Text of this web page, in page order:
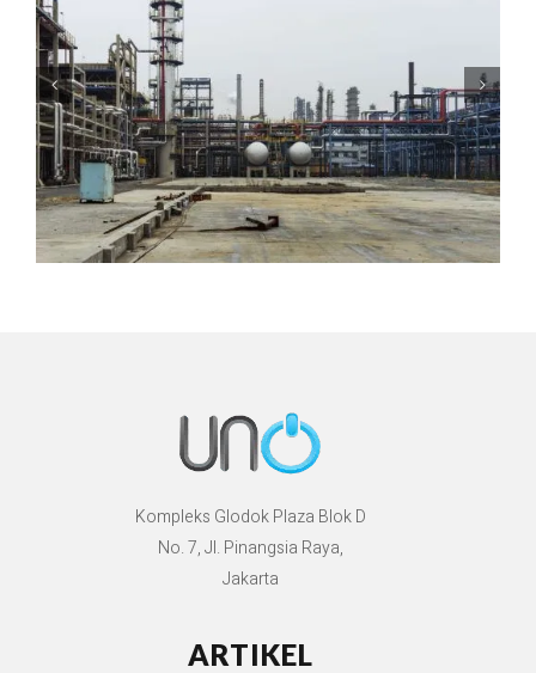
Kompleks Glodok Plaza Blok D
No. 7, Jl. Pinangsia Raya,
Jakarta
ARTIKEL